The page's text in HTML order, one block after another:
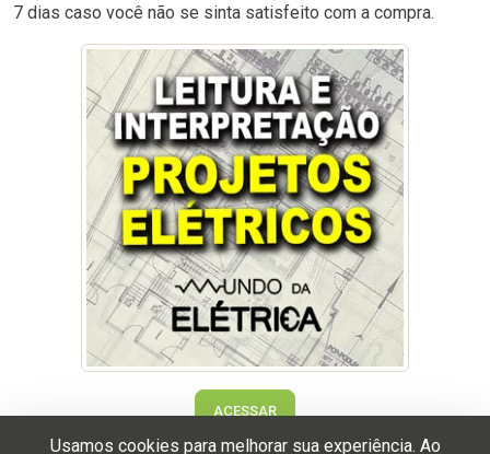
7 dias caso você não se sinta satisfeito com a compra.
Usamos cookies para melhorar sua experiência. Ao
ACESSAR